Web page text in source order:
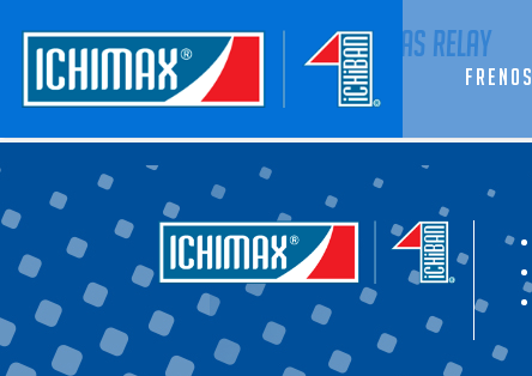
Frenos
Partes de frenos – válvulas relay